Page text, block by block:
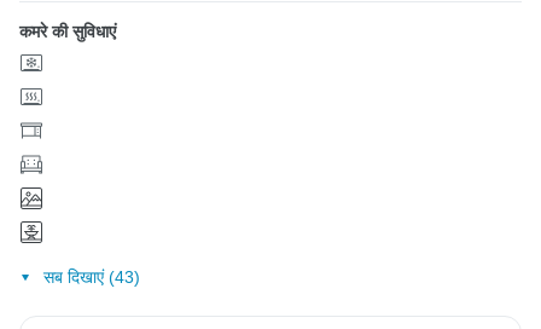
कमरे की सुविधाएं
सब दिखाएं (43)